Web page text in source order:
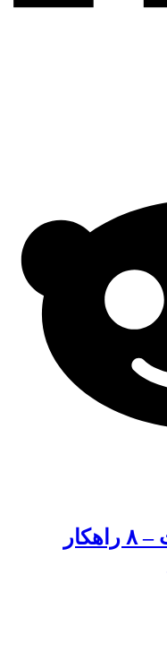
راز‌های موفقیت در واردات – ۸ راهکار